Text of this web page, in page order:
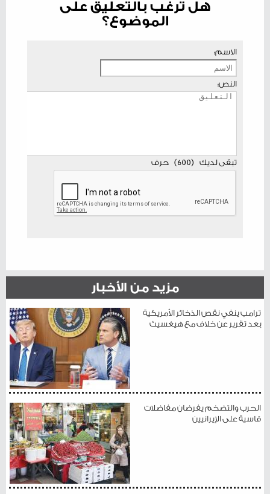
هل ترغب بالتعليق على
الموضوع؟
الاسم:
النص:
تبقى لديك (
600
) حرف
مزيد من الأخبار
ترامب ينفي نقص الذخائر الأمريكية
بعد تقرير عن خلاف مع هيغسيث
الحرب والتضخم يفرضان مفاضلات
قاسية على الإيرانيين